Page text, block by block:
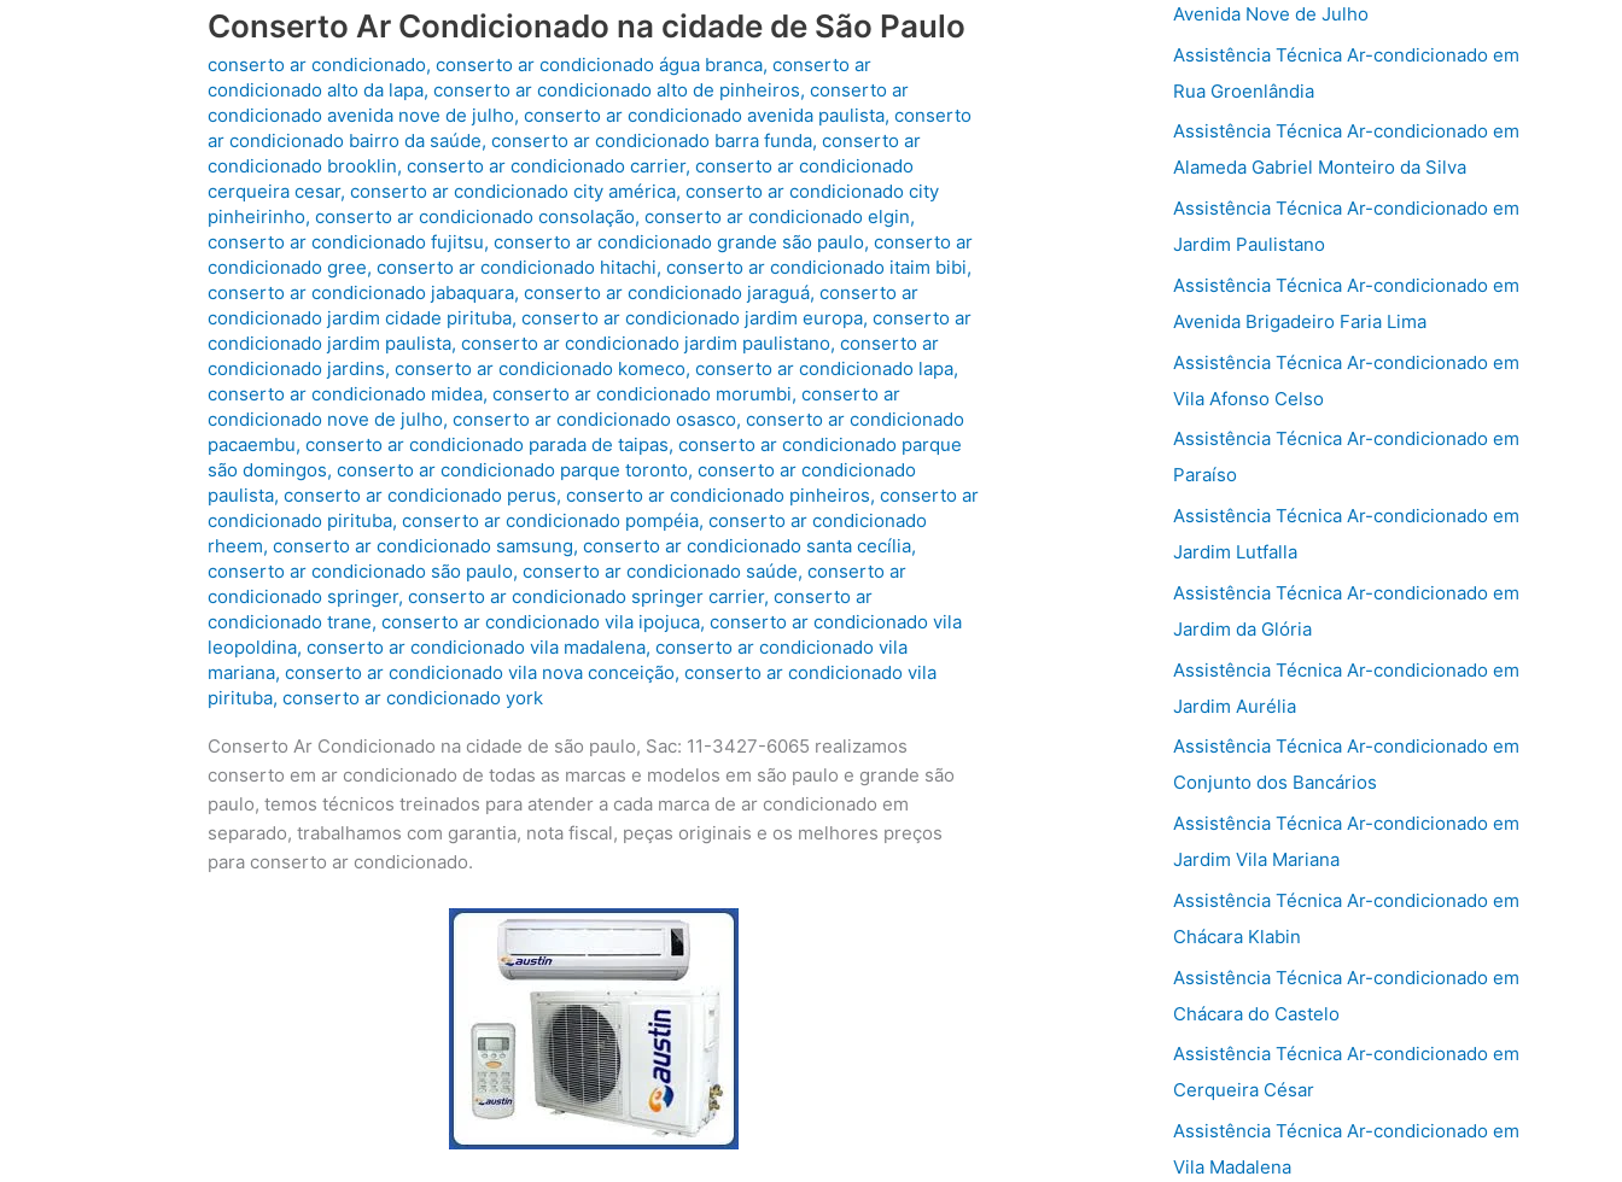
Conserto Ar Condicionado na cidade de São Paulo
conserto ar condicionado,conserto ar condicionado água branca,conserto ar
condicionado alto da lapa,conserto ar condicionado alto de pinheiros,conserto ar
condicionado avenida nove de julho,conserto ar condicionado avenida paulista,conserto
ar condicionado bairro da saúde,conserto ar condicionado barra funda,conserto ar
condicionado brooklin,conserto ar condicionado carrier,conserto ar condicionado
cerqueira cesar,conserto ar condicionado city américa,conserto ar condicionado city
pinheirinho,conserto ar condicionado consolação,conserto ar condicionado elgin,
conserto ar condicionado fujitsu,conserto ar condicionado grande são paulo,conserto ar
condicionado gree,conserto ar condicionado hitachi,conserto ar condicionado itaim bibi,
conserto ar condicionado jabaquara,conserto ar condicionado jaraguá,conserto ar
condicionado jardim cidade pirituba,conserto ar condicionado jardim europa,conserto ar
condicionado jardim paulista,conserto ar condicionado jardim paulistano,conserto ar
condicionado jardins,conserto ar condicionado komeco,conserto ar condicionado lapa,
conserto ar condicionado midea,conserto ar condicionado morumbi,conserto ar
condicionado nove de julho,conserto ar condicionado osasco,conserto ar condicionado
pacaembu,conserto ar condicionado parada de taipas,conserto ar condicionado parque
são domingos,conserto ar condicionado parque toronto,conserto ar condicionado
paulista,conserto ar condicionado perus,conserto ar condicionado pinheiros,conserto ar
condicionado pirituba,conserto ar condicionado pompéia,conserto ar condicionado
rheem,conserto ar condicionado samsung,conserto ar condicionado santa cecília,
conserto ar condicionado são paulo,conserto ar condicionado saúde,conserto ar
condicionado springer,conserto ar condicionado springer carrier,conserto ar
condicionado trane,conserto ar condicionado vila ipojuca,conserto ar condicionado vila
leopoldina,conserto ar condicionado vila madalena,conserto ar condicionado vila
mariana,conserto ar condicionado vila nova conceição,conserto ar condicionado vila
pirituba,conserto ar condicionado york
Conserto Ar Condicionado na cidade de são paulo, Sac: 11-3427-6065 realizamos
conserto em ar condicionado de todas as marcas e modelos em são paulo e grande são
paulo, temos técnicos treinados para atender a cada marca de ar condicionado em
separado, trabalhamos com garantia, nota fiscal, peças originais e os melhores preços
para conserto ar condicionado.
Avenida Nove de Julho
Assistência Técnica Ar-condicionado em
Rua Groenlândia
Assistência Técnica Ar-condicionado em
Alameda Gabriel Monteiro da Silva
Assistência Técnica Ar-condicionado em
Jardim Paulistano
Assistência Técnica Ar-condicionado em
Avenida Brigadeiro Faria Lima
Assistência Técnica Ar-condicionado em
Vila Afonso Celso
Assistência Técnica Ar-condicionado em
Paraíso
Assistência Técnica Ar-condicionado em
Jardim Lutfalla
Assistência Técnica Ar-condicionado em
Jardim da Glória
Assistência Técnica Ar-condicionado em
Jardim Aurélia
Assistência Técnica Ar-condicionado em
Conjunto dos Bancários
Assistência Técnica Ar-condicionado em
Jardim Vila Mariana
Assistência Técnica Ar-condicionado em
Chácara Klabin
Assistência Técnica Ar-condicionado em
Chácara do Castelo
Assistência Técnica Ar-condicionado em
Cerqueira César
Assistência Técnica Ar-condicionado em
Vila Madalena